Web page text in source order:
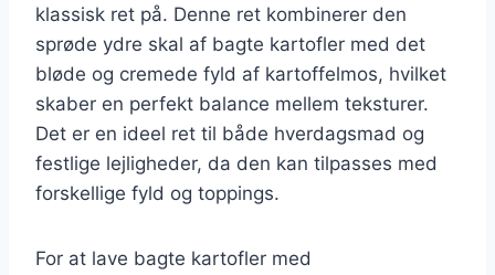
klassisk ret på. Denne ret kombinerer den
sprøde ydre skal af bagte kartofler med det
bløde og cremede fyld af kartoffelmos, hvilket
skaber en perfekt balance mellem teksturer.
Det er en ideel ret til både hverdagsmad og
festlige lejligheder, da den kan tilpasses med
forskellige fyld og toppings.
For at lave bagte kartofler med